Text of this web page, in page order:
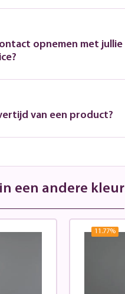
opnemen met jullie
van een product?
een andere kleur
11.77%